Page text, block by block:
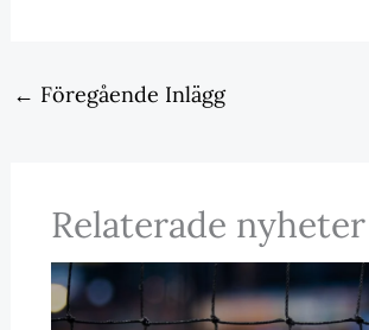
← Föregående Inlägg
Relaterade nyheter